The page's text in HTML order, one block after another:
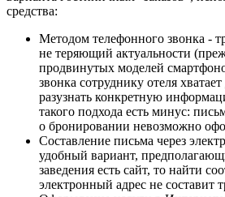
средства:
Методом телефонного звонка -
не теряющий актуальности
продвинутых моделей
звонка сотруднику отеля
разузнать конкретную
такого подхода есть минус:
о бронировании невозможно
Составление письма через
удобный вариант,
заведения есть сайт, то найти
электронный адрес не составит